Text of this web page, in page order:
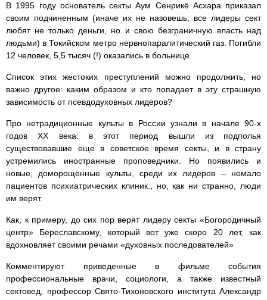
В 1995 году основатель секты Аум Сенрикё Асхара приказал
своим подчиненным (иначе их не назовешь, все лидеры сект
любят не только деньги, но и свою безграничную власть над
людьми) в Токийском метро нервнопаралитический газ. Погибли
12 человек, 5,5 тысяч (!) оказались в больнице.
Список этих жестоких преступлений можно продолжить, но
важно другое: каким образом и кто попадает в эту страшную
зависимость от псевдодуховных лидеров?
Про нетрадиционные культы в России узнали в начале 90-х
годов ХХ века: в этот период вышли из подполья
существовавшие еще в советское время секты, и в страну
устремились иностранные проповедники. Но появились и
новые, доморощенные культы, среди их лидеров – немало
пациентов психиатрических клиник., но, как ни странно, люди
им верят.
Как, к примеру, до сих пор верят лидеру секты «Богородичный
центр» Береславскому, который вот уже скоро 20 лет, как
вдохновляет своими речами «духовных последователей»
Комментируют приведенные в фильме события
профессиональные врачи, социологи, а также известный
сектовед, профессор Свято-Тихоновского института Александр